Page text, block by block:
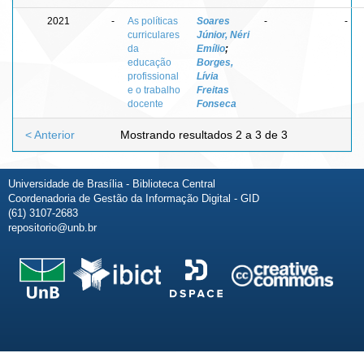
2021 -
As políticas
curriculares
da
educação
profissional
e o trabalho
docente
Soares
Júnior, Néri
Emílio;
Borges,
Lívia
Freitas
Fonseca
- -
Mostrando resultados 2 a 3 de 3
< Anterior
Universidade de Brasília - Biblioteca Central
Coordenadoria de Gestão da Informação Digital - GID
(61) 3107-2683
repositorio@unb.br